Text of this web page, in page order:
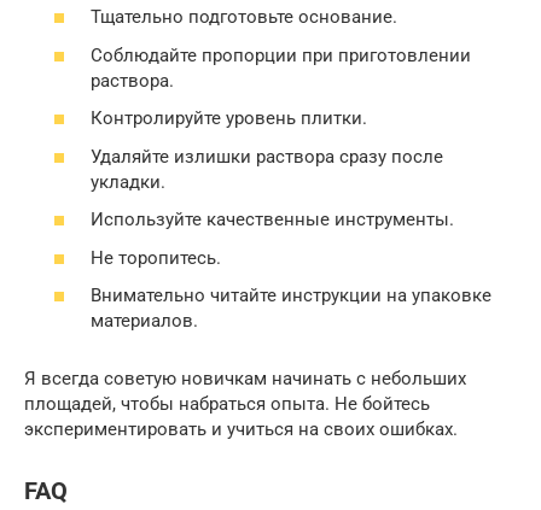
Тщательно подготовьте основание.
Соблюдайте пропорции при приготовлении
раствора.
Контролируйте уровень плитки.
Удаляйте излишки раствора сразу после
укладки.
Используйте качественные инструменты.
Не торопитесь.
Внимательно читайте инструкции на упаковке
материалов.
Я всегда советую новичкам начинать с небольших
площадей, чтобы набраться опыта. Не бойтесь
экспериментировать и учиться на своих ошибках.
FAQ